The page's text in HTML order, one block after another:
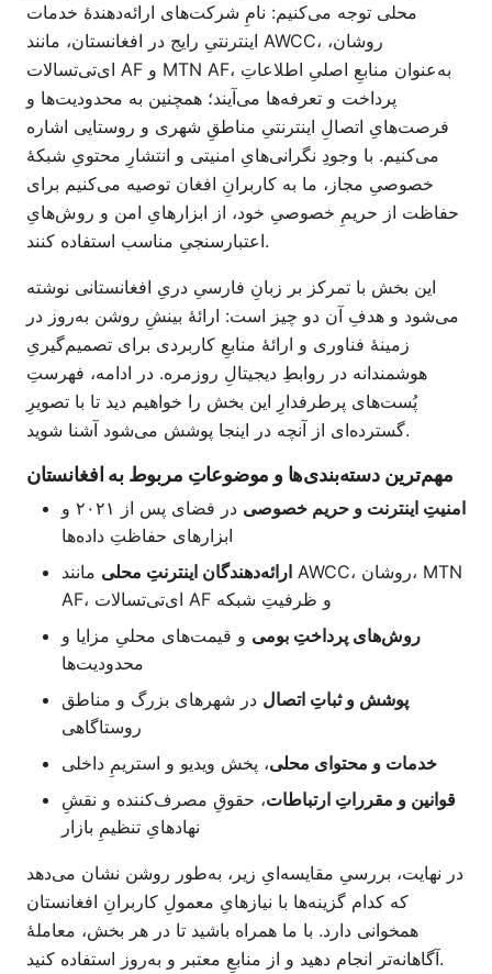
محلی توجه می‌کنیم: نامِ شرکت‌های ارائه‌دهندهٔ خدمات
اینترنتیِ رایج در افغانستان، مانند AWCC، روشان،
ای‌تی‌تسالات AF و MTN AF، به‌عنوان منابعِ اصلیِ اطلاعاتِ
پرداخت و تعرفه‌ها می‌آیند؛ همچنین به محدودیت‌ها و
فرصت‌هایِ اتصالِ اینترنتیِ مناطقِ شهری و روستایی اشاره
می‌کنیم. با وجودِ نگرانی‌هایِ امنیتی و انتشارِ محتویِ شبکهٔ
خصوصیِ مجاز، ما به کاربرانِ افغان توصیه می‌کنیم برای
حفاظت از حریمِ خصوصیِ خود، از ابزارهایِ امن و روش‌هایِ
اعتبارسنجیِ مناسب استفاده کنند.
این بخش با تمرکز بر زبانِ فارسیِ دریِ افغانستانی نوشته
می‌شود و هدفِ آن دو چیز است: ارائهٔ بینشِ روشن به‌روز در
زمینهٔ فناوری و ارائهٔ منابعِ کاربردی برای تصمیم‌گیریِ
هوشمندانه در روابطِ دیجیتالِ روزمره. در ادامه، فهرستِ
پُست‌های پرطرفدارِ این بخش را خواهیم دید تا با تصویرِ
گسترده‌ای از آنچه در اینجا پوشش می‌شود آشنا شوید.
مهم‌ترین دسته‌بندی‌ها و موضوعاتِ مربوط به افغانستان
امنیتِ اینترنت و حریم خصوصی
در فضای پس از ۲۰۲۱ و
ابزارهای حفاظتِ داده‌ها
ارائه‌دهندگان اینترنتِ محلی مانند AWCC، روشان، MTN
AF، ای‌تی‌تسالات AF و ظرفیتِ شبکه
روش‌های پرداختِ بومی و قیمت‌های محلیِ مزایا و
محدودیت‌ها
پوشش و ثباتِ اتصال در شهرهای بزرگ و مناطق
روستاگاهی
خدمات و محتوای محلی، پخش ویدیو و استریمِ داخلی
قوانین و مقرراتِ ارتباطات، حقوقِ مصرف‌کننده و نقشِ
نهادهایِ تنظیمِ بازار
در نهایت، بررسیِ مقایسه‌ایِ زیر، به‌طور روشن نشان می‌دهد
که کدام گزینه‌ها با نیازهایِ معمولِ کاربرانِ افغانستان
همخوانی دارد. با ما همراه باشید تا در هر بخش، معاملهٔ
آگاهانه‌تر انجام دهید و از منابعِ معتبر و به‌روز استفاده کنید.